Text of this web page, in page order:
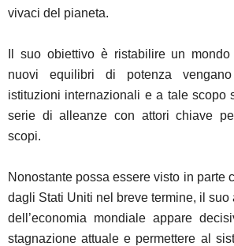
vivaci del pianeta.
Il suo obiettivo è ristabilire un
nuovi equilibri di potenza
istituzioni internazionali e a tale scopo
serie di alleanze con attori chiave
scopi.
Nonostante possa essere visto in parte
dagli Stati Uniti nel breve termine, il suo
dell’economia mondiale appare
stagnazione attuale e permettere al